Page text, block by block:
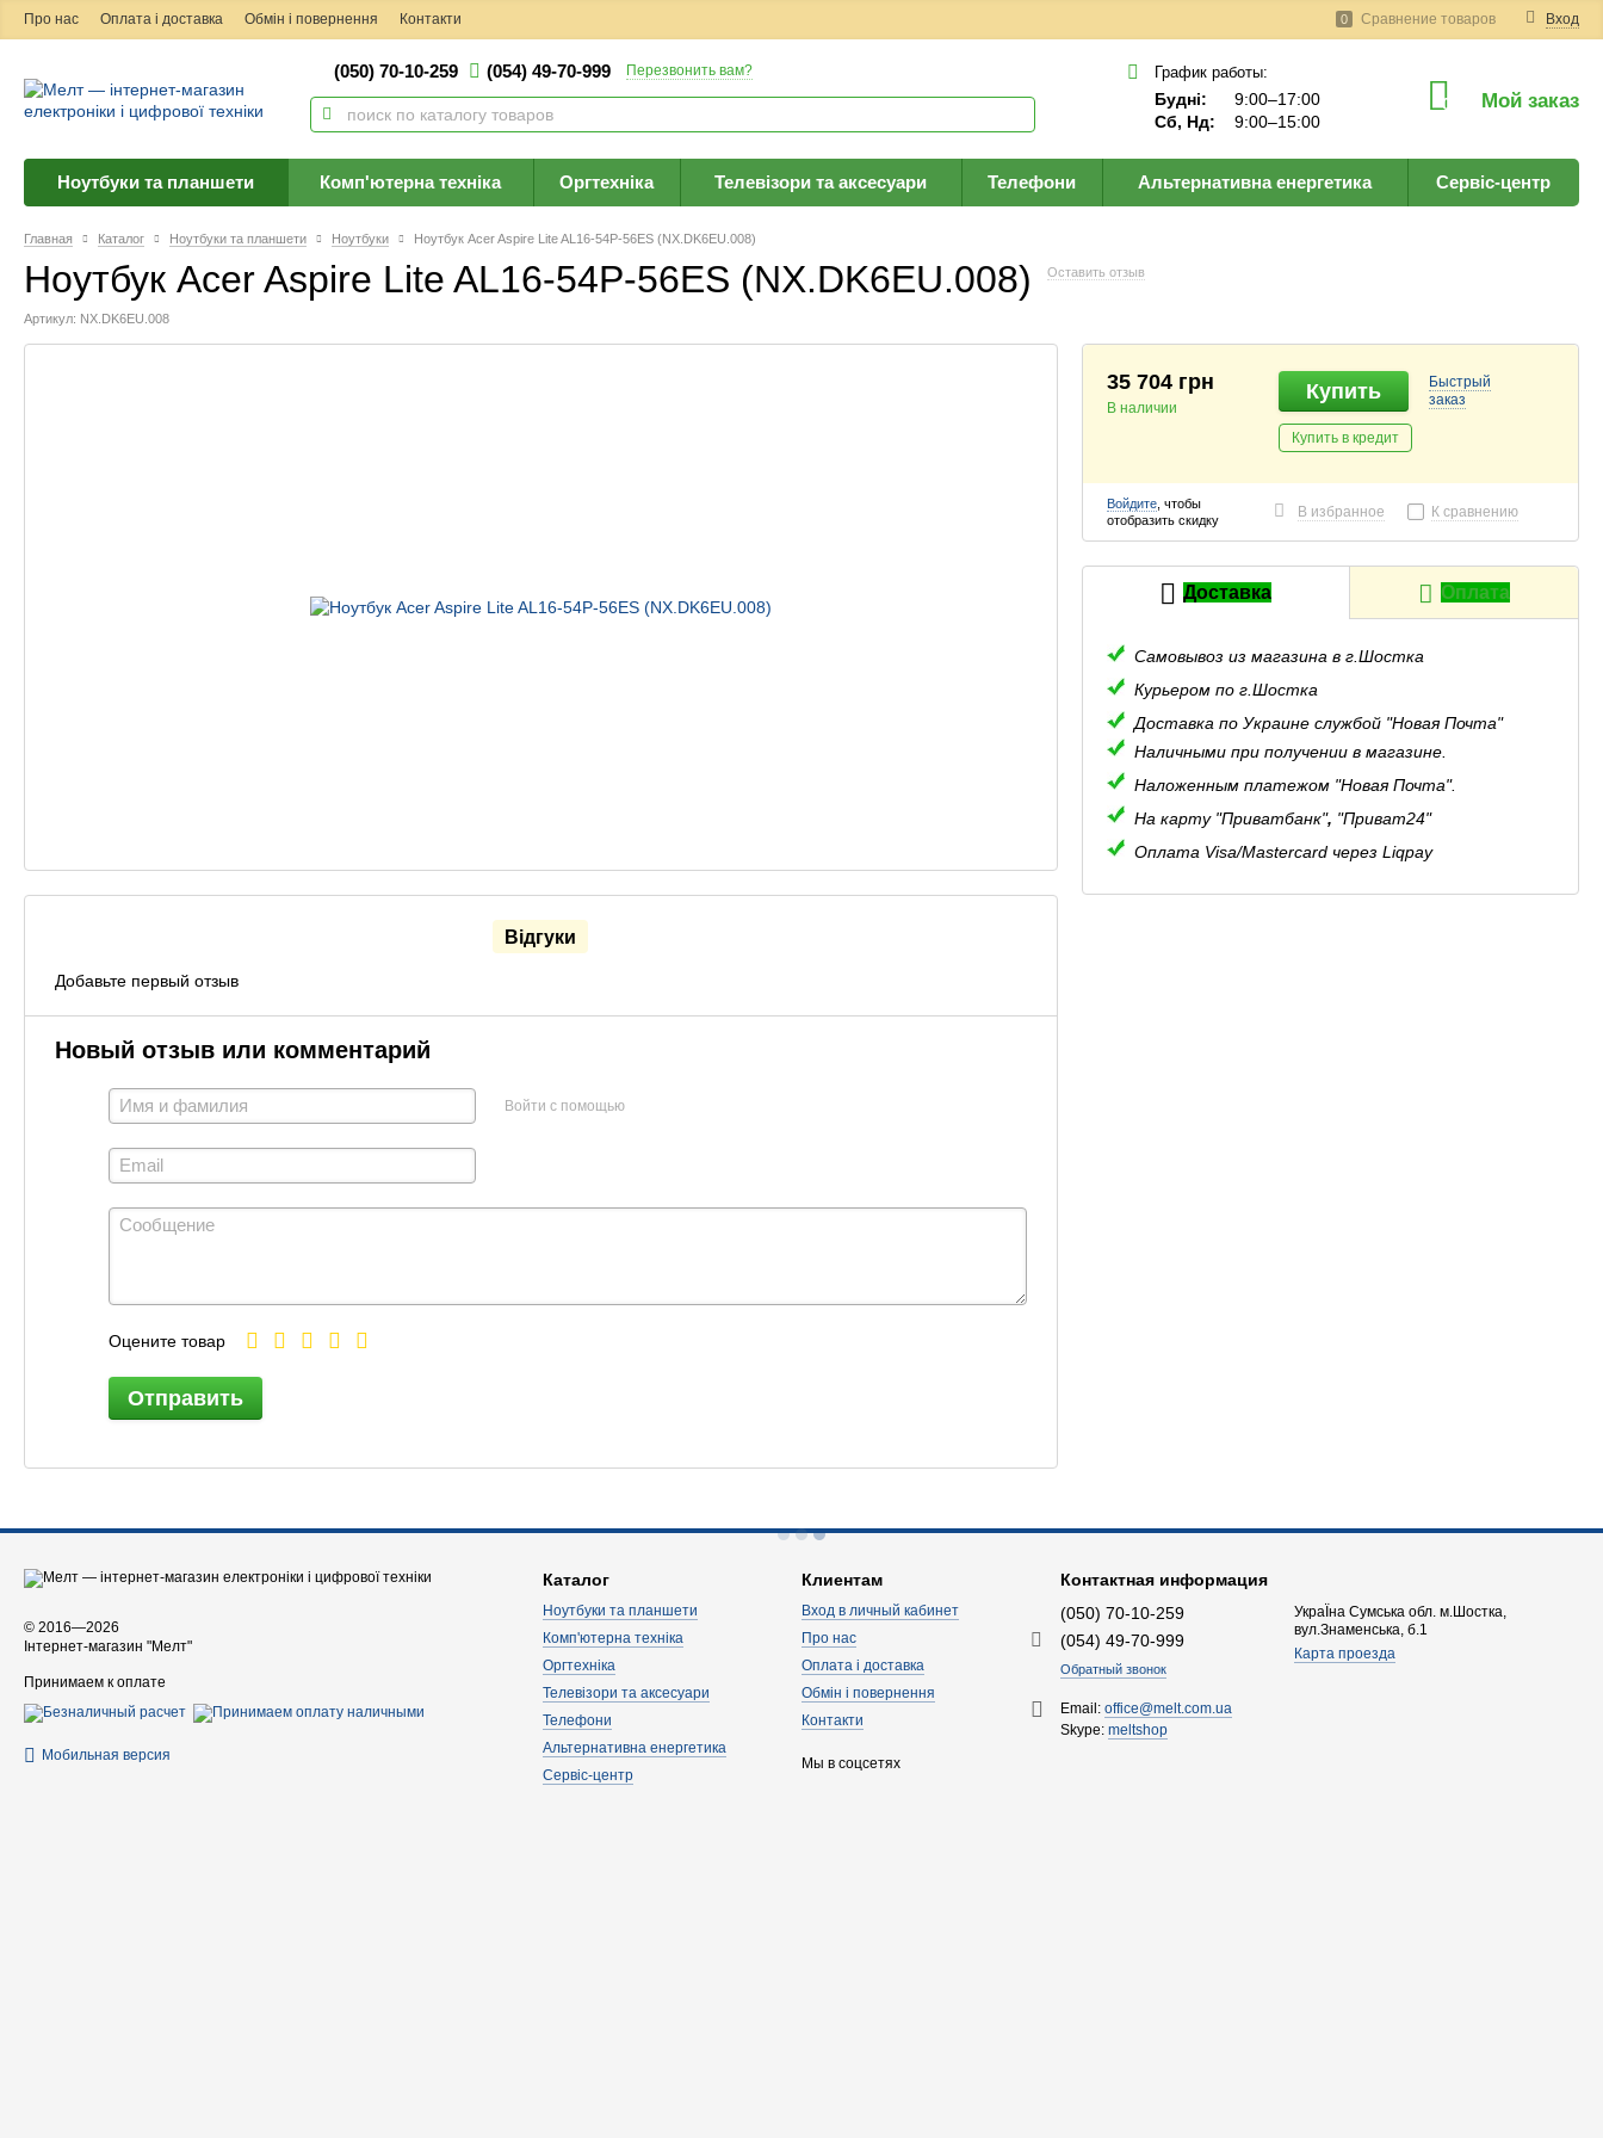
Про нас Оплата і доставка Обмін і повернення Контакти Вход
0 Сравнение товаров
(050) 70-10-259 (054) 49-70-999 Перезвонить вам? График работы:
Будні:
9:00–17:00
Сб, Нд:
9:00–15:00
0 Мой заказ
Ноутбуки та планшети Комп'ютерна техніка Оргтехніка Телевізори та аксесуари Телефони Альтернативна енергетика Сервіс-центр
Главная Каталог Ноутбуки та планшети Ноутбуки Ноутбук Acer Aspire Lite AL16-54P-56ES (NX.DK6EU.008)
Ноутбук Acer Aspire Lite AL16-54P-56ES (NX.DK6EU.008) Оставить отзыв
Артикул: NX.DK6EU.008
Відгуки
Добавьте первый отзыв
Новый отзыв или комментарий
Войти с помощью
Оцените товар
Отправить
35 704 грн
В наличии
Купить
Купить в кредит
Быстрый
заказ
Войдите, чтобы
отобразить скидку
В избранное К сравнению
Доставка Оплата
Самовывоз из магазина в г.Шостка
Курьером по г.Шостка
Доставка по Украине службой "Новая Почта"
Наличными при получении в магазине.
Наложенным платежом "Новая Почта".
На карту "Приватбанк", "Приват24"
Оплата Visa/Mastercard через Liqpay
© 2016—2026
Інтернет-магазин "Мелт"
Принимаем к оплате
Мобильная версия
Каталог
Ноутбуки та планшети
Комп'ютерна техніка
Оргтехніка
Телевізори та аксесуари
Телефони
Альтернативна енергетика
Сервіс-центр
Клиентам
Вход в личный кабинет
Про нас
Оплата і доставка
Обмін і повернення
Контакти
Мы в соцсетях
Контактная информация
(050) 70-10-259
(054) 49-70-999
Обратный звонок
УкраЇна Сумська обл. м.Шостка,
вул.Знаменська, б.1
Карта проезда
Email:office@melt.com.ua
Skype:meltshop